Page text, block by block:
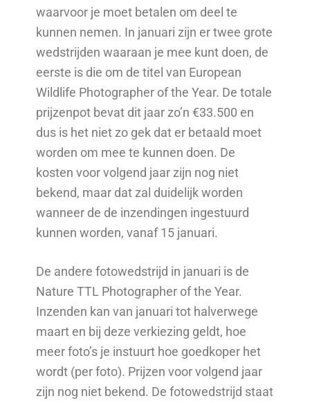
waarvoor je moet betalen om deel te
kunnen nemen. In januari zijn er twee grote
wedstrijden waaraan je mee kunt doen, de
eerste is die om de titel van European
Wildlife Photographer of the Year. De totale
prijzenpot bevat dit jaar zo’n €33.500 en
dus is het niet zo gek dat er betaald moet
worden om mee te kunnen doen. De
kosten voor volgend jaar zijn nog niet
bekend, maar dat zal duidelijk worden
wanneer de de inzendingen ingestuurd
kunnen worden, vanaf 15 januari.
De andere fotowedstrijd in januari is de
Nature TTL Photographer of the Year.
Inzenden kan van januari tot halverwege
maart en bij deze verkiezing geldt, hoe
meer foto’s je instuurt hoe goedkoper het
wordt (per foto). Prijzen voor volgend jaar
zijn nog niet bekend. De fotowedstrijd staat